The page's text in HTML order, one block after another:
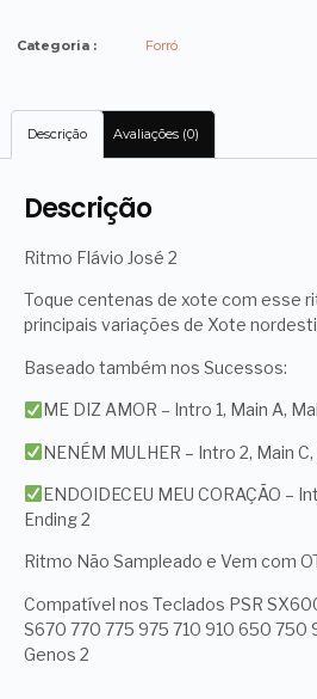
Categoria : Forró
Descrição Avaliações (0)
Descrição
Ritmo Flávio José 2
Toque centenas de xote com esse
principais variações de Xote
Baseado também nos Sucessos:
ME DIZ AMOR – Intro 1, Main A,
NENÉM MULHER – Intro 2, Main
ENDOIDECEU MEU CORAÇÃO –
Ending 2
Ritmo Não Sampleado e Vem com
Compatível nos Teclados PSR
S670 770 775 975 710 910 650 750
Genos 2